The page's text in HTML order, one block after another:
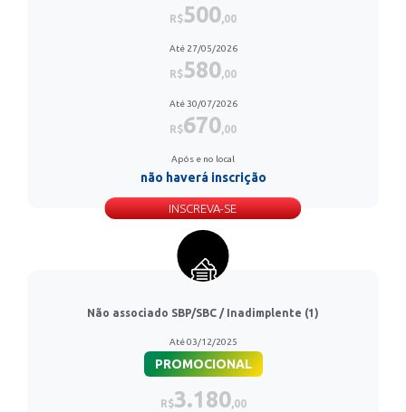
R$500,00
Até 27/05/2026
R$580,00
Até 30/07/2026
R$670,00
Após e no local
não haverá inscrição
INSCREVA-SE
Não associado SBP/SBC / Inadimplente (1)
Até 03/12/2025
PROMOCIONAL
R$3.180,00